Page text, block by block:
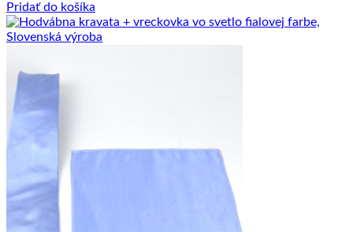
Pridať do košíka